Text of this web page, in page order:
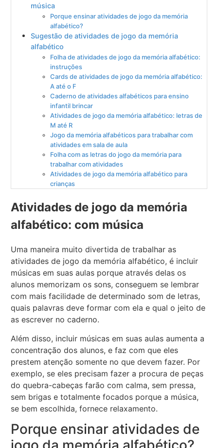
música
Porque ensinar atividades de jogo da memória
alfabético?
Sugestão de atividades de jogo da memória
alfabético
Folha de atividades de jogo da memória alfabético:
instruções
Cards de atividades de jogo da memória alfabético:
A até o F
Caderno de atividades alfabéticos para ensino
infantil brincar
Atividades de jogo da memória alfabético: letras de
M até R
Jogo da memória alfabéticos para trabalhar com
atividades em sala de aula
Folha com as letras do jogo da memória para
trabalhar com atividades
Atividades de jogo da memória alfabético para
crianças
Atividades de jogo da memória
alfabético: com música
Uma maneira muito divertida de trabalhar as
atividades de jogo da memória alfabético, é incluir
músicas em suas aulas porque através delas os
alunos memorizam os sons, conseguem se lembrar
com mais facilidade de determinado som de letras,
quais palavras deve formar com ela e qual o jeito de
as escrever no caderno.
Além disso, incluir músicas em suas aulas aumenta a
concentração dos alunos, e faz com que eles
prestem atenção somente no que devem fazer. Por
exemplo, se eles precisam fazer a procura de peças
do quebra-cabeças farão com calma, sem pressa,
sem brigas e totalmente focados porque a música,
se bem escolhida, fornece relaxamento.
Porque ensinar atividades de